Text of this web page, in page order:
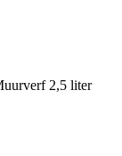
2,5 liter